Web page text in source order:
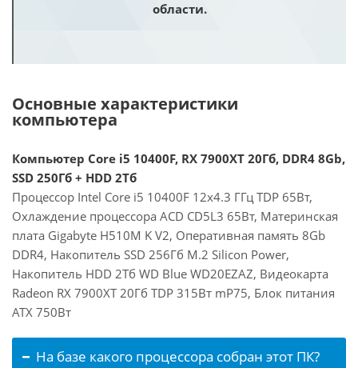
области.
Основные характеристики
компьютера
Компьютер Core i5 10400F, RX 7900XT 20Гб, DDR4 8Gb,
SSD 250Гб + HDD 2Тб
Процессор Intel Core i5 10400F 12x4.3 ГГц TDP 65Вт,
Охлаждение процессора ACD CD5L3 65Вт, Материнская
плата Gigabyte H510M K V2, Оперативная память 8Gb
DDR4, Накопитель SSD 256Гб M.2 Silicon Power,
Накопитель HDD 2Тб WD Blue WD20EZAZ, Видеокарта
Radeon RX 7900XT 20Гб TDP 315Вт mP75, Блок питания
ATX 750Вт
На базе какого процессора собран этот ПК?